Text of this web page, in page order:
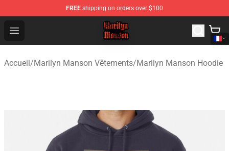
FREE shipping on orders over $100
Open menu
Marilyn Manson Shop - Official Marilyn Manson
Accueil/Marilyn Manson Vêtements/Marilyn Manson Hoodie